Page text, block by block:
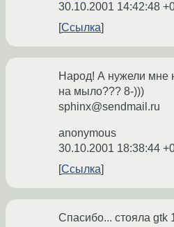
30.10.2001 14:42:48
Ссылка
Народ! А нужели мне
на мыло??? 8-)))
sphinx@sendmail.ru
anonymous
30.10.2001 18:38:44
Ссылка
Спасибо... стояла gtk